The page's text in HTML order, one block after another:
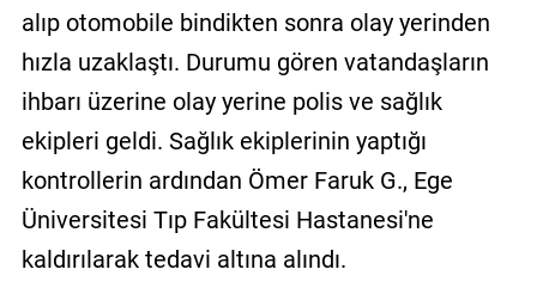
alıp otomobile bindikten sonra olay yerinden
hızla uzaklaştı. Durumu gören vatandaşların
ihbarı üzerine olay yerine polis ve sağlık
ekipleri geldi. Sağlık ekiplerinin yaptığı
kontrollerin ardından Ömer Faruk G., Ege
Üniversitesi Tıp Fakültesi Hastanesi'ne
kaldırılarak tedavi altına alındı.